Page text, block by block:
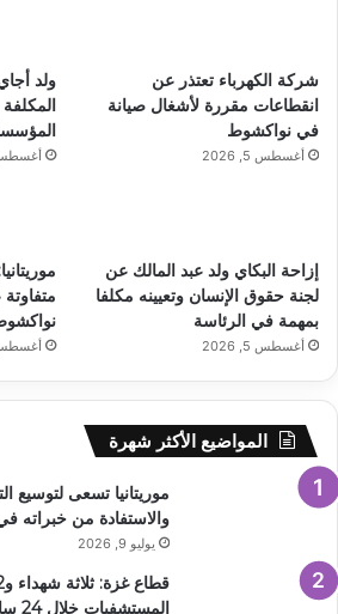
شركة الكهرباء تعتذر عن
انقطاعات مقررة لأشغال صيانة
في نواكشوط
أغسطس 5, 2026
ولد
أغسطس 5,
إزاحة البكاي ولد عبد المالك عن
لجنة حقوق الإنسان وتعيينه مكلفا
بمهمة في الرئاسة
أغسطس 5, 2026 أغسطس 5,
المواضيع الأكثر شهرة
موريتانيا تسعى لتوسيع
والاستفادة من خبراته
يوليو 9, 2026
المستشفيات خلال 24 ساعة